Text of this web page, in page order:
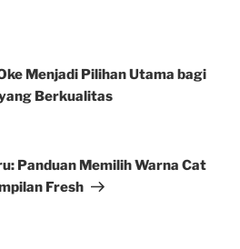
Menjadi Pilihan Utama bagi
Berkualitas
Panduan Memilih Warna Cat
Fresh